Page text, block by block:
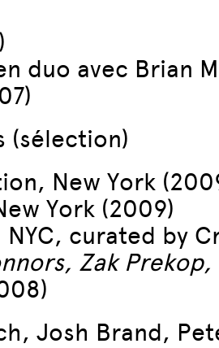
duo avec Brian
(sélection)
New York
York (2009)
curated by
Zak
Josh Brand,